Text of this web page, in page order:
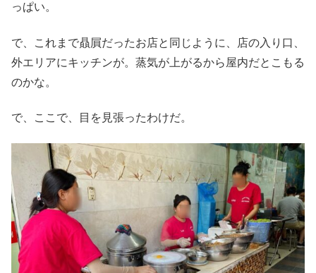
っぱい。
で、これまで贔屓だったお店と同じように、店の入り口、
外エリアにキッチンが。蒸気が上がるから屋内だとこもる
のかな。
で、ここで、目を見張ったわけだ。